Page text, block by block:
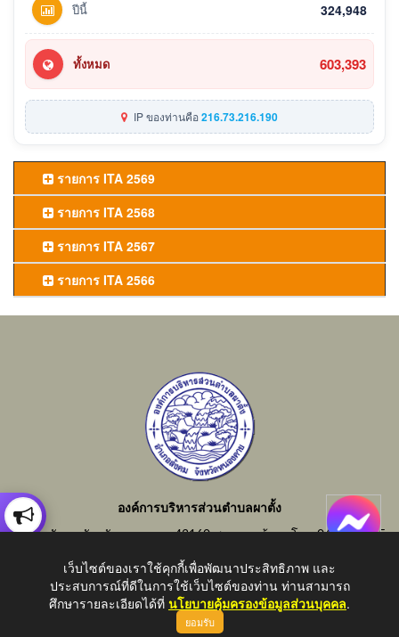
ปีนี้ 324,948
ทั้งหมด 603,393
IP ของท่านคือ216.73.216.190
รายการ ITA 2569
รายการ ITA 2568
รายการ ITA 2567
รายการ ITA 2566
องค์การบริหารส่วนตำบลผาตั้ง
อำเภอสังคม จังหวัดหนองคาย 43160 สอบถามข้อมูลโทร 042-414855
อีเมลกลาง : saraban_06430805@dla.go.th
เว็บไซต์ของเราใช้คุกกี้เพื่อพัฒนาประสิทธิภาพ และ
ประสบการณ์ที่ดีในการใช้เว็บไซต์ของท่าน ท่านสามารถ
ศึกษารายละเอียดได้ที่ นโยบายคุ้มครองข้อมูลส่วนบุคคล.
ยอมรับ